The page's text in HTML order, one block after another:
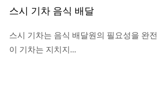
스시 기차 음식 배달
스시 기차는 음식 배달원의 필요성을 완
이 기차는 지치지...